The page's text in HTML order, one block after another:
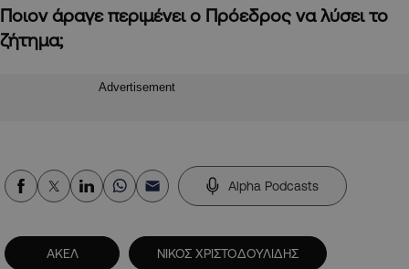
Ποιον άραγε περιμένει ο Πρόεδρος να λύσει το
ζήτημα;
Advertisement
Alpha Podcasts
ΑΚΕΛ ΝΙΚΟΣ ΧΡΙΣΤΟΔΟΥΛΙΔΗΣ